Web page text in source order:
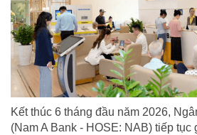
Kết thúc 6 tháng đầu năm 2026,
(Nam A Bank - HOSE: NAB) tiếp tục